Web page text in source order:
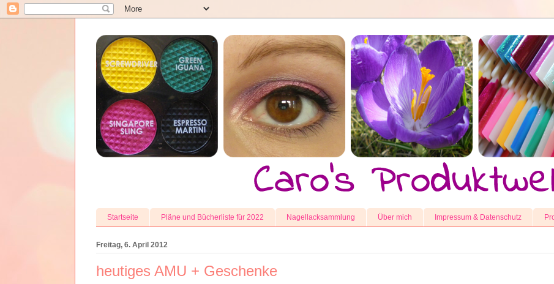
Startseite Pläne und Bücherliste für 2022 Nagellacksammlung Über mich Impressum & Datenschutz
Freitag, 6. April 2012
heutiges AMU + Geschenke